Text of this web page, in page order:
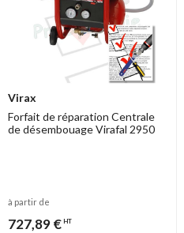
Virax
Forfait de réparation Centrale
de désembouage Virafal 2950
à partir de
727,89 € HT